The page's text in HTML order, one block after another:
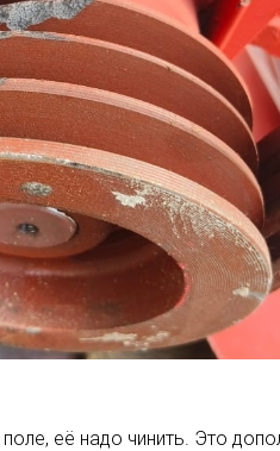
её надо чинить. Это